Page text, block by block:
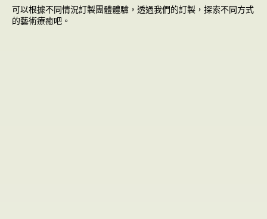
可以根據不同情況訂製團體體驗，透過我們的訂製，探索不同方式
的藝術療癒吧。